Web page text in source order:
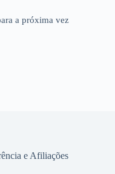
a próxima vez
e Afiliações